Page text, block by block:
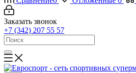
Заказать звонок
+7 (342) 207 55 57